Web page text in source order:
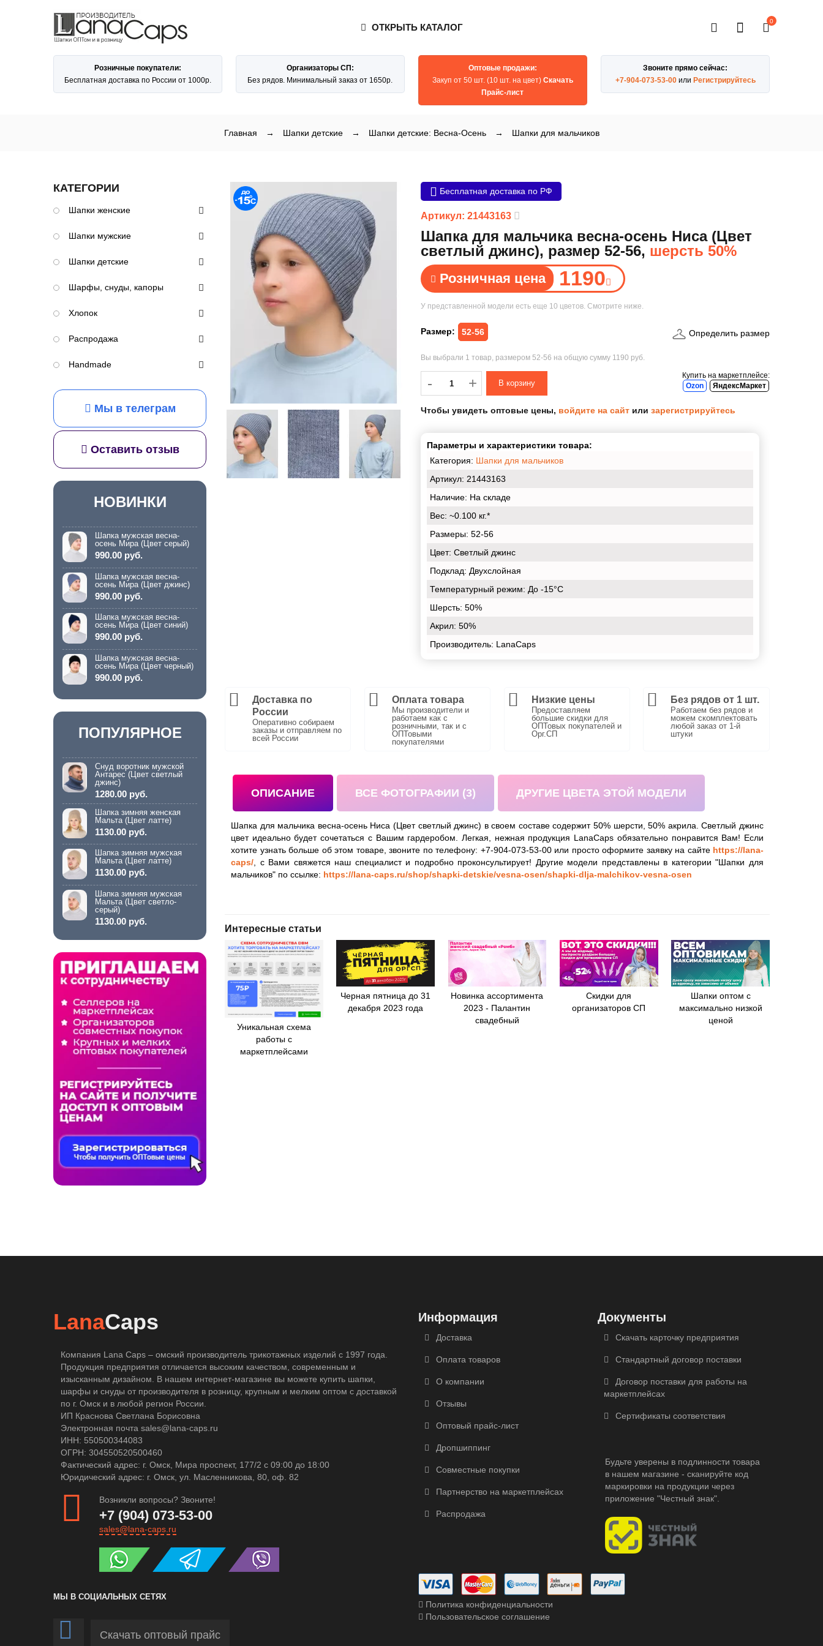
0
ОТКРЫТЬ КАТАЛОГ
Розничные покупатели:
Бесплатная доставка по России от 1000р.
Организаторы СП:
Без рядов. Минимальный заказ от 1650р.
Оптовые продажи:
Закуп от 50 шт. (10 шт. на цвет) Скачать
Прайс-лист
Звоните прямо сейчас:
+7-904-073-53-00или Регистрируйтесь
Главная → Шапки детские → Шапки детские: Весна-Осень → Шапки для мальчиков
Бесплатная доставка по РФ
Артикул: 21443163
Шапка для мальчика весна-осень Ниса (Цвет
светлый джинс), размер 52-56, шерсть 50%
Розничная цена 1190
У представленной модели есть еще 10 цветов. Смотрите ниже.
Размер: 52-56 Определить размер
Вы выбрали 1 товар, размером 52-56 на общую сумму 1190 руб.
-
- +
Купить на маркетплейсе:
Ozon
ЯндексМаркет
Чтобы увидеть оптовые цены, войдите на сайт или зарегистрируйтесь
Параметры и характеристики товара:
Категория: Шапки для мальчиков
Артикул: 21443163
Наличие: На складе
Вес: ~0.100 кг.*
Размеры: 52-56
Цвет: Светлый джинс
Подклад: Двухслойная
Температурный режим: До -15°С
Шерсть: 50%
Акрил: 50%
Производитель: LanaCaps
Доставка по
России
Оперативно собираем
заказы и отправляем по
всей России
Оплата товара
Мы производители и
работаем как с
розничными, так и с
ОПТовыми
покупателями
Низкие цены
Предоставляем
большие скидки для
ОПТовых покупателей и
Орг.СП
Без рядов от 1 шт.
Работаем без рядов и
можем скомплектовать
любой заказ от 1-й
штуки
ОПИСАНИЕ ВСЕ ФОТОГРАФИИ (3) ДРУГИЕ ЦВЕТА ЭТОЙ МОДЕЛИ
Шапка для мальчика весна-осень Ниса (Цвет светлый джинс) в своем составе содержит 50% шерсти, 50% акрила. Светлый джинс
цвет идеально будет сочетаться с Вашим гардеробом. Легкая, нежная продукция LanaCaps обязательно понравится Вам! Если
хотите узнать больше об этом товаре, звоните по телефону: +7-904-073-53-00 или просто оформите заявку на сайте https://lana-
caps/, с Вами свяжется наш специалист и подробно проконсультирует! Другие модели представлены в категории "Шапки для
мальчиков" по ссылке: https://lana-caps.ru/shop/shapki-detskie/vesna-osen/shapki-dlja-malchikov-vesna-osen
Интересные статьи
Уникальная схема
работы с
маркетплейсами
Черная пятница до 31
декабря 2023 года
Новинка ассортимента
2023 - Палантин
свадебный
Скидки для
организаторов СП
Шапки оптом с
максимально низкой
ценой
КАТЕГОРИИ
Шапки женские
Шапки мужские
Шапки детские
Шарфы, снуды, капоры
Хлопок
Распродажа
Handmade
Мы в телеграм
Оставить отзыв
НОВИНКИ
Шапка мужская весна-
осень Мира (Цвет серый)
990.00 руб.
Шапка мужская весна-
осень Мира (Цвет джинс)
990.00 руб.
Шапка мужская весна-
осень Мира (Цвет синий)
990.00 руб.
Шапка мужская весна-
осень Мира (Цвет черный)
990.00 руб.
ПОПУЛЯРНОЕ
Снуд воротник мужской
Антарес (Цвет светлый
джинс)
1280.00 руб.
Шапка зимняя женская
Мальта (Цвет латте)
1130.00 руб.
Шапка зимняя мужская
Мальта (Цвет латте)
1130.00 руб.
Шапка зимняя мужская
Мальта (Цвет светло-
серый)
1130.00 руб.
LanaCaps
Компания Lana Caps – омский производитель трикотажных изделий с 1997 года.
Продукция предприятия отличается высоким качеством, современным и
изысканным дизайном. В нашем интернет-магазине вы можете купить шапки,
шарфы и снуды от производителя в розницу, крупным и мелким оптом с доставкой
по г. Омск и в любой регион России.
ИП Краснова Светлана Борисовна
Электронная почта sales@lana-caps.ru
ИНН: 550500344083
ОГРН: 304550520500460
Фактический адрес: г. Омск, Мира проспект, 177/2 c 09:00 до 18:00
Юридический адрес: г. Омск, ул. Масленникова, 80, оф. 82
Возникли вопросы? Звоните!
+7 (904) 073-53-00
sales@lana-caps.ru
МЫ В СОЦИАЛЬНЫХ СЕТЯХ
Скачать оптовый прайс
Информация
Доставка
Оплата товаров
О компании
Отзывы
Оптовый прайс-лист
Дропшиппинг
Совместные покупки
Партнерство на маркетплейсах
Распродажа
Документы
Скачать карточку предприятия
Стандартный договор поставки
Договор поставки для работы на
маркетплейсах
Сертификаты соответствия
Будьте уверены в подлинности товара
в нашем магазине - сканируйте код
маркировки на продукции через
приложение "Честный знак".
Политика конфиденциальности
Пользовательское соглашение